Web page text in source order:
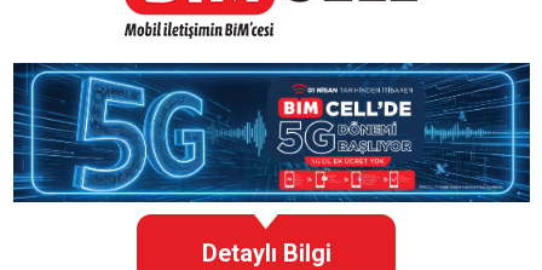
Detaylı Bilgi